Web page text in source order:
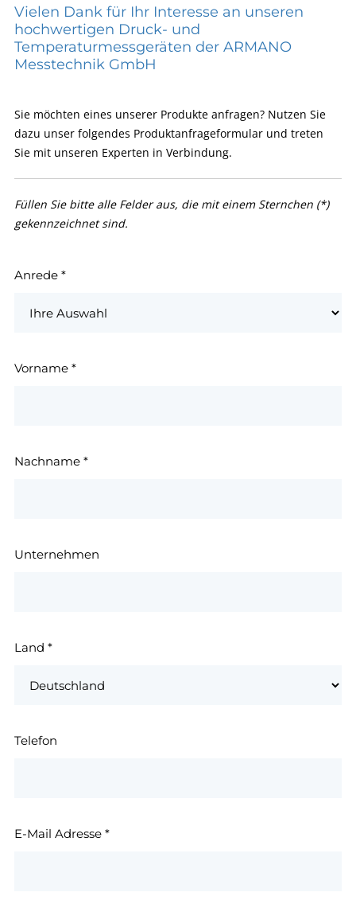
Vielen Dank für Ihr Interesse an unseren
hochwertigen Druck- und
Temperaturmessgeräten der ARMANO
Messtechnik GmbH
Sie möchten eines unserer Produkte anfragen? Nutzen Sie
dazu unser folgendes Produktanfrageformular und treten
Sie mit unseren Experten in Verbindung.
Füllen Sie bitte alle Felder aus, die mit einem Sternchen (*)
gekennzeichnet sind.
Anrede *
Vorname *
Nachname *
Unternehmen
Land *
Telefon
E-Mail Adresse *